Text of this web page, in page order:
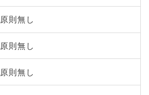
原則無し
原則無し
原則無し